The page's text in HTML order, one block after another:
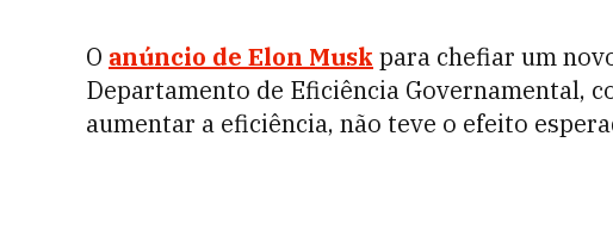
O anúncio de Elon Musk para chefiar um
Departamento de Eficiência Governamental,
aumentar a eficiência, não teve o efeito